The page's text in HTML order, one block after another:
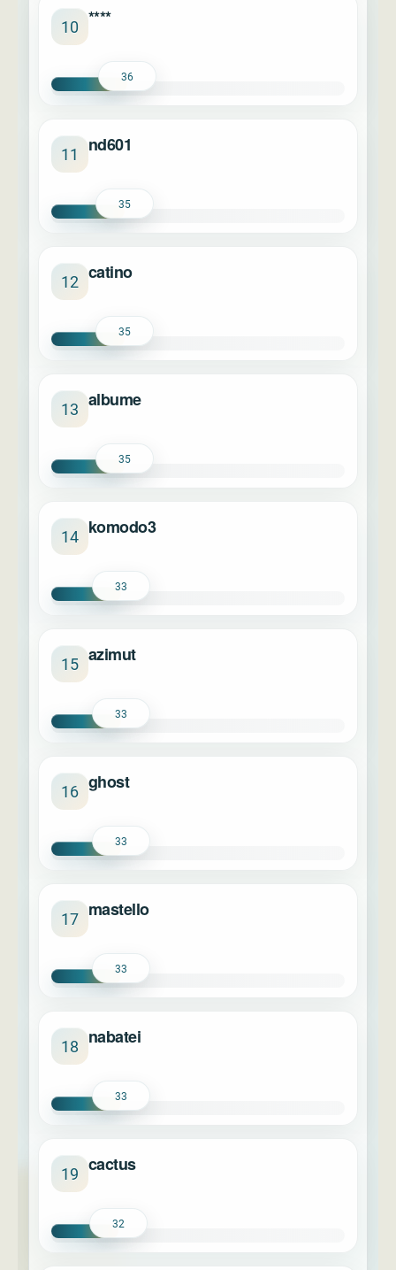
10 ****
36
11 nd601
35
12 catino
35
13 albume
35
14 komodo3
33
15 azimut
33
16 ghost
33
17 mastello
33
18 nabatei
33
19 cactus
32